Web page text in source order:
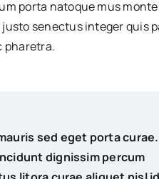
porta natoque mus
senectus integer quis
pharetra.
sed eget porta curae.
dignissim percum